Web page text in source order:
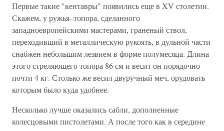
Первые такие "кентавры" появились еще в XV столетии.
Скажем, у ружья–топора, сделанного
западноевропейскими мастерами, граненый ствол,
переходивший в металлическую рукоять, в дульной части
снабжен небольшим лезвием в форме полумесяца. Длина
этого стреляющего топора 86 см и весит он порядочно –
почти 4 кг. Столько же весил двуручный меч, орудовать
которым было куда удобнее.
Несколько лучше оказались сабли, дополненные
колесцовыми пистолетами. А после того как в середине